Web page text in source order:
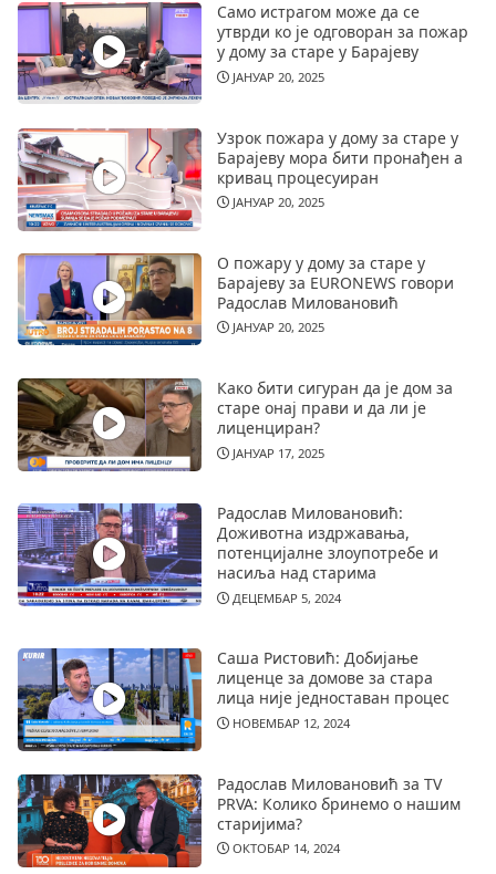
Само истрагом може да се
утврди ко је одговоран за пожар
у дому за старе у Барајеву
ЈАНУАР 20, 2025
Узрок пожара у дому за старе у
Барајеву мора бити пронађен а
кривац процесуиран
ЈАНУАР 20, 2025
О пожару у дому за старе у
Барајеву за EURONEWS говори
Радослав Миловановић
ЈАНУАР 20, 2025
Како бити сигуран да је дом за
старе онај прави и да ли је
лиценциран?
ЈАНУАР 17, 2025
Радослав Миловановић:
Доживотна издржавања,
потенцијалне злоупотребе и
насиља над старима
ДЕЦЕМБАР 5, 2024
Саша Ристовић: Добијање
лиценце за домове за стара
лица није једноставан процес
НОВЕМБАР 12, 2024
Радослав Миловановић за TV
PRVA: Колико бринемо о нашим
старијима?
ОКТОБАР 14, 2024